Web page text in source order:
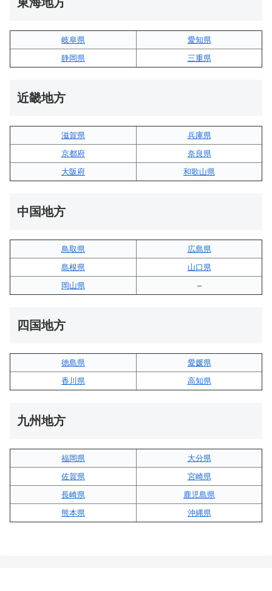
岐阜県
愛知県
静岡県
三重県
近畿地方
滋賀県
兵庫県
京都府
奈良県
大阪府
和歌山県
中国地方
鳥取県
広島県
島根県
山口県
岡山県
–
四国地方
徳島県
愛媛県
香川県
高知県
九州地方
福岡県
大分県
佐賀県
宮崎県
長崎県
鹿児島県
熊本県
沖縄県